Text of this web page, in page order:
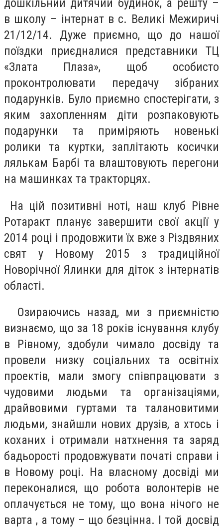
дошкільний дитячий будинок, а решту –
в школу – інтернат в с. Великі Межиричі
21/12/14. Дуже приємно, що до нашої
поїздки приєдналися представники ТЦ
«Злата Плаза», щоб особисто
проконтролювати передачу зібраних
подарунків. Було приємно спостерігати, з
яким захопленням діти розпаковують
подарунки та приміряють новенькі
ролики та куртки, заплітають косички
лялькам Барбі та влаштовують перегони
на машинках та тракторцях.
На цій позитивні ноті, наш клуб Рівне
Ротаракт планує завершити свої акції у
2014 році і продовжити їх вже з Різдвяних
свят у Новому 2015 з традиційної
Новорічної Ялинки для діток з інтернатів
області.
Озираючись назад, ми з приємністю
визнаємо, що за 18 років існування клубу
в Рівному, здобули чимало досвіду та
провели низку соціальних та освітніх
проектів, мали змогу співпрацювати з
чудовими людьми та організаціями,
драйвовими гуртами та талановитими
людьми, знайшли нових друзів, а хтось і
коханих і отримали натхнення та заряд
бадьорості продовжувати початі справи і
в Новому році. На власному досвіді ми
переконалися, що робота волонтерів не
оплачується не тому, що вона нічого не
варта , а тому – що безцінна. І той досвід